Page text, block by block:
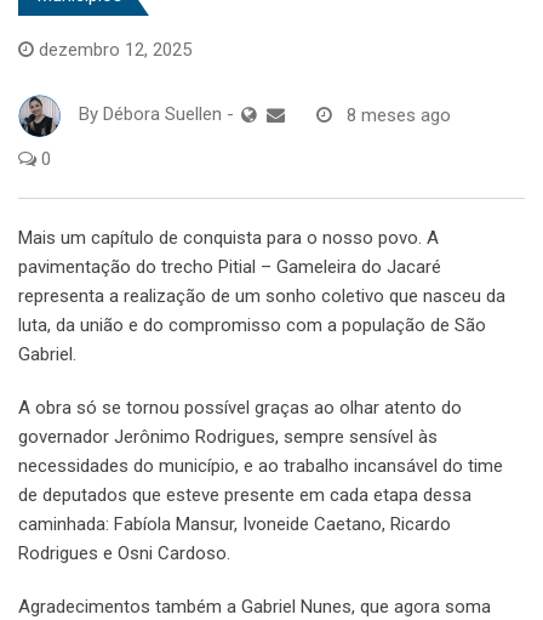
dezembro 12, 2025
By Débora Suellen - 8 meses ago
0
Mais um capítulo de conquista para o nosso povo. A
pavimentação do trecho Pitial – Gameleira do Jacaré
representa a realização de um sonho coletivo que nasceu da
luta, da união e do compromisso com a população de São
Gabriel.
A obra só se tornou possível graças ao olhar atento do
governador Jerônimo Rodrigues, sempre sensível às
necessidades do município, e ao trabalho incansável do time
de deputados que esteve presente em cada etapa dessa
caminhada: Fabíola Mansur, Ivoneide Caetano, Ricardo
Rodrigues e Osni Cardoso.
Agradecimentos também a Gabriel Nunes, que agora soma